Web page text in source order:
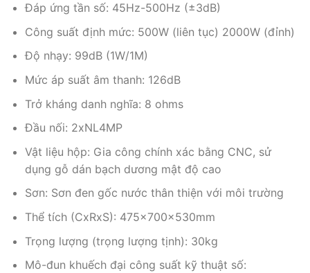
Đáp ứng tần số: 45Hz-500Hz (±3dB)
Công suất định mức: 500W (liên tục) 2000W (đỉnh)
Độ nhạy: 99dB (1W/1M)
Mức áp suất âm thanh: 126dB
Trở kháng danh nghĩa: 8 ohms
Đầu nối: 2xNL4MP
Vật liệu hộp: Gia công chính xác bằng CNC, sử
dụng gỗ dán bạch dương mật độ cao
Sơn: Sơn đen gốc nước thân thiện với môi trường
Thể tích (CxRxS): 475x700x530mm
Trọng lượng (trọng lượng tịnh): 30kg
Mô-đun khuếch đại công suất kỹ thuật số: